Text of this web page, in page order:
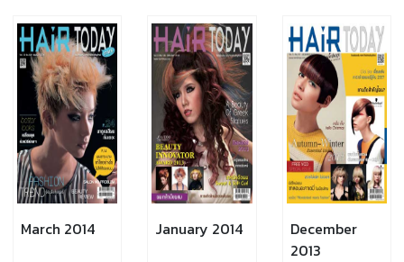
March 2014 January 2014
December
2013